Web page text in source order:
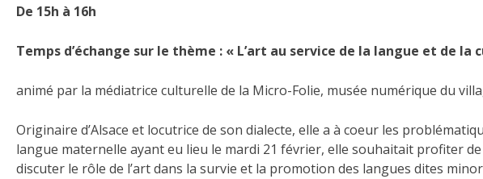
De 15h à 16h
Temps d’échange sur le thème : « L’art au service de la langue et de la
animé par la médiatrice culturelle de la Micro-Folie, musée numérique du
Originaire d’Alsace et locutrice de son dialecte, elle a à coeur les
langue maternelle ayant eu lieu le mardi 21 février, elle souhaitait profiter
discuter le rôle de l’art dans la survie et la promotion des langues dites